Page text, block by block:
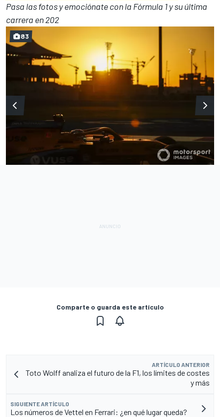
Pasa las fotos y emociónate con la Fórmula 1 y su última
carrera en 202
83
Comparte o guarda este artículo
ARTÍCULO ANTERIOR
Toto Wolff analiza el futuro de la F1, los límites de costes
y más
SIGUIENTE ARTÍCULO
Los números de Vettel en Ferrari: ¿en qué lugar queda?